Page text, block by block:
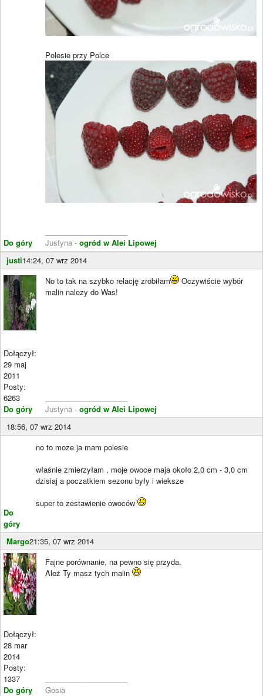
Do góry
Polesie przy Polce
Justyna - ogród w Alei Lipowej
justi14:24, 07 wrz 2014
Dołączył:
29 maj
2011
Posty:
6263
Do góry
No to tak na szybko relację zrobiłam
Oczywiście wybór
malin nalezy do Was!
Justyna - ogród w Alei Lipowej
18:56, 07 wrz 2014
Do
góry
no to moze ja mam polesie
właśnie zmierzyłam , moje owoce maja około 2,0 cm - 3,0 cm
dzisiaj a poczatkiem sezonu były i wieksze
super to zestawienie owoców
Margo21:35, 07 wrz 2014
Dołączył:
28 mar
2014
Posty:
1337
Do góry
Fajne porównanie, na pewno się przyda.
Ależ Ty masz tych malin
Gosia